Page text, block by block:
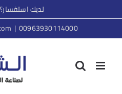
to
content
لديك
00963930114000
|